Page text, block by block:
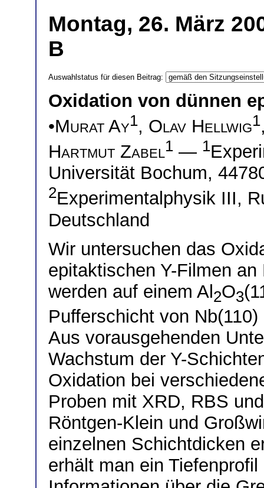
Montag, 26. März
B
Auswahlstatus für diesen Beitrag:
Oxidation von dünnen
•Murat Ay1, Olav Hellwig1
Hartmut Zabel1 — 1
Universität Bochum,
2Experimentalphysik III,
Deutschland
Wir untersuchen das
epitaktischen Y-Filmen
werden auf einem Al2O3
Pufferschicht von
Aus vorausgehenden
Wachstum der Y-
Oxidation bei
Proben mit XRD, RBS
Röntgen-Klein und
einzelnen Schichtdicken
erhält man ein